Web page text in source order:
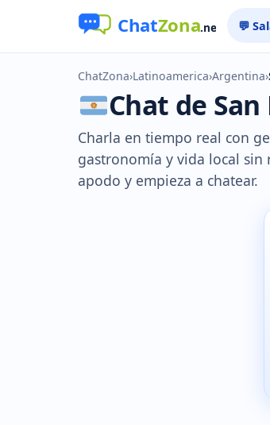
💬
ChatZona›Latinoamerica›Argentina›
Chat de
Charla en tiempo real con
gastronomía y vida local sin
apodo y empieza a chatear.